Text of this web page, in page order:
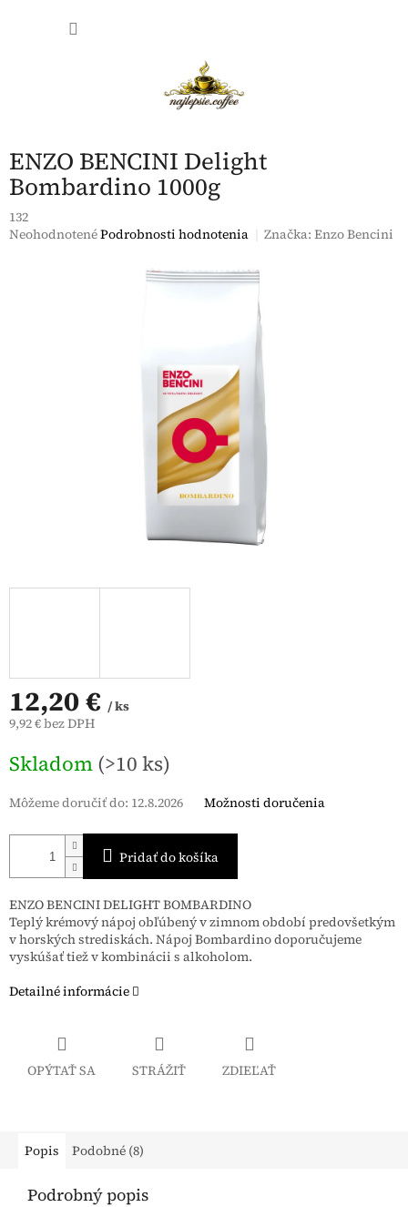
ENZO BENCINI Delight
Bombardino 1000g
132
Priemerné
NeohodnotenéPodrobnosti hodnotenia Značka:Enzo Bencini
12,20 € / ks
9,92 € bez DPH
cena:
Skladom (>10 ks)
Môžeme doručiť do: 12.8.2026 Možnosti doručenia
Pridať do košíka
ENZO BENCINI DELIGHT BOMBARDINO
Teplý krémový nápoj obľúbený v zimnom období predovšetkým
v horských strediskách. Nápoj Bombardino doporučujeme
vyskúšať tiež v kombinácii s alkoholom.
Detailné informácie
OPÝTAŤ SA STRÁŽIŤ ZDIEĽAŤ
Popis Podobné (8)
Podrobný popis